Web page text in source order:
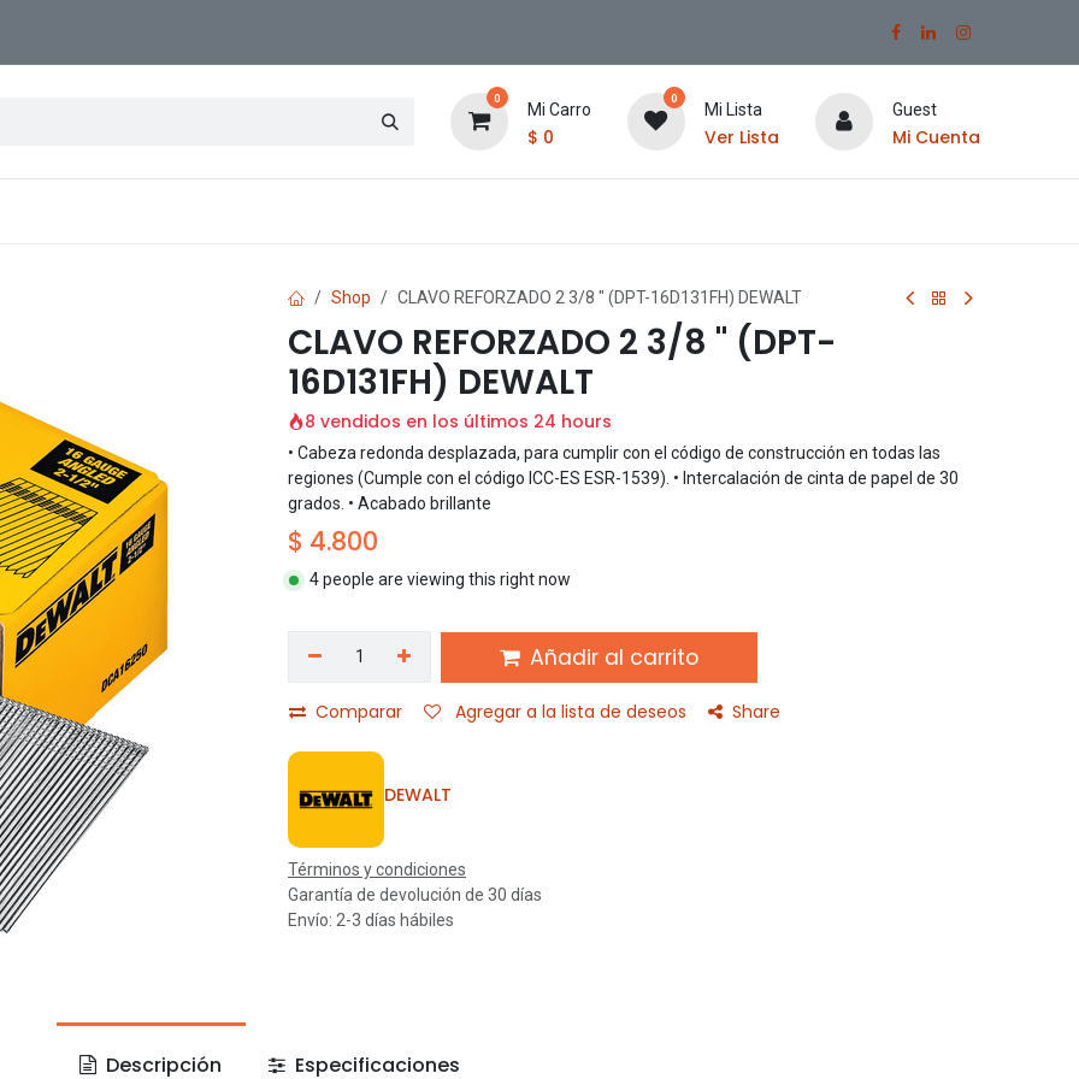
0
Mi Carro
$ 0
0
Mi Lista
Ver Lista
Guest
Mi Cuenta
Shop CLAVO REFORZADO 2 3/8 " (DPT-16D131FH) DEWALT
CLAVO REFORZADO 2 3/8 " (DPT-
16D131FH) DEWALT
8 vendidos en los últimos 24 hours
• Cabeza redonda desplazada, para cumplir con el código de construcción en todas las
regiones (Cumple con el código ICC-ES ESR-1539). • Intercalación de cinta de papel de 30
grados. • Acabado brillante
$ 4.800
4 people are viewing this right now
Añadir al carrito
Comparar Agregar a la lista de deseos Share
DEWALT
Términos y condiciones
Garantía de devolución de 30 días
Envío: 2-3 días hábiles
Descripción Especificaciones